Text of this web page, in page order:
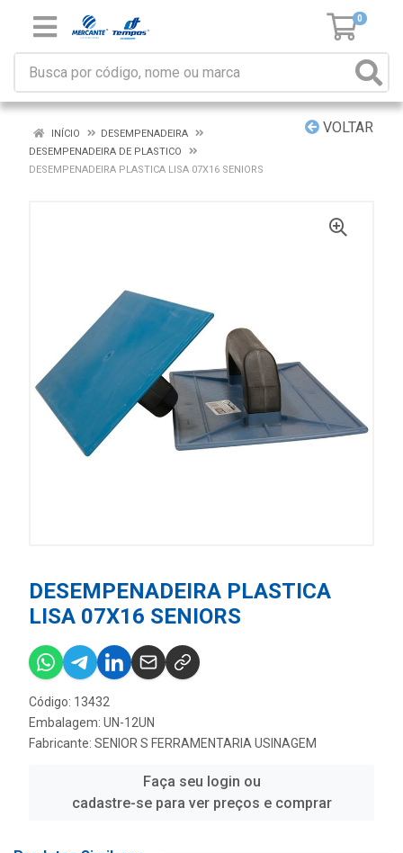
0
VOLTAR
INÍCIO
DESEMPENADEIRA
DESEMPENADEIRA DE PLASTICO
DESEMPENADEIRA PLASTICA LISA 07X16 SENIORS
DESEMPENADEIRA PLASTICA
LISA 07X16 SENIORS
Código: 13432
Embalagem: UN-12UN
Fabricante: SENIOR S FERRAMENTARIA USINAGEM
Faça seu login ou
cadastre-se para ver preços e comprar